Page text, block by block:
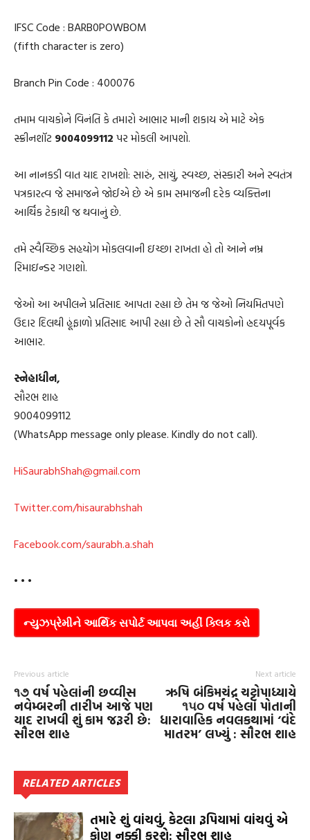
IFSC Code : BARB0POWBOM
(fifth character is zero)
Branch Pin Code : 400076
તમામ વાચકોને વિનંતિ કે તમારો આભાર માની શકાય એ માટે એક
સ્ક્રીનશૉટ 9004099112 પર મોકલી આપશો.
આ નાનકડી વાત યાદ રાખશો: સારું, સાચું, સ્વચ્છ, સંસ્કારી અને સ્વતંત્ર
પત્રકારત્વ જે સમાજને જોઈએ છે એ કામ સમાજની દરેક વ્યક્તિના
આર્થિક ટેકાથી જ થવાનું છે.
તમે સ્વૈચ્છિક સહયોગ મોકલવાની ઇચ્છા રાખતા હો તો આને નમ્ર
રિમાઇન્ડર ગણશો.
જેઓ આ અપીલને પ્રતિસાદ આપતા રહ્યા છે તેમ જ જેઓ નિયમિતપણે
ઉદાર દિલથી હૂંફાળો પ્રતિસાદ આપી રહ્યા છે તે સૌ વાચકોનો હ્રદયપૂર્વક
આભાર.
સ્નેહાધીન,
સૌરભ શાહ
9004099112
(WhatsApp message only please. Kindly do not call).
HiSaurabhShah@gmail.com
Twitter.com/hisaurabhshah
Facebook.com/saurabh.a.shah
• • •
ન્યુઝપ્રેમીને આર્થિક સપોર્ટ આપવા અહીં ક્લિક કરો
Previous article
૧૭ વર્ષ પહેલાંની છવ્વીસ
નવેમ્બરની તારીખ આજે પણ
યાદ રાખવી શું કામ જરૂરી છે:
સૌરભ શાહ
Next article
ઋષિ બંકિમચંદ્ર ચટ્ટોપાધ્યાયે
૧૫૦ વર્ષ પહેલાં પોતાની
ધારાવાહિક નવલકથામાં ‘વંદે
માતરમ’ લખ્યું : સૌરભ શાહ
RELATED ARTICLES
તમારે શું વાંચવું, કેટલા રૂપિયામાં વાંચવું એ
કોણ નક્કી કરશે: સૌરભ શાહ